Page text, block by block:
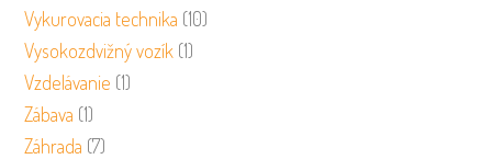
Vykurovacia technika (10)
Vysokozdvižný vozík (1)
Vzdelávanie (1)
Zábava (1)
Záhrada (7)